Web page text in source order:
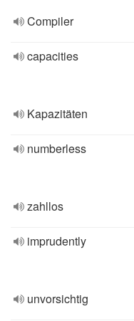
Compiler
capacities
Kapazitäten
numberless
zahllos
imprudently
unvorsichtig